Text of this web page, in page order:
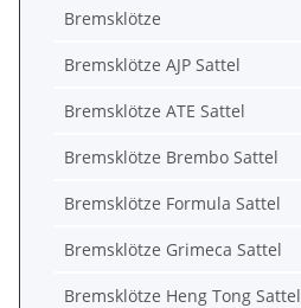
Bremsklötze
Bremsklötze AJP Sattel
Bremsklötze ATE Sattel
Bremsklötze Brembo Sattel
Bremsklötze Formula Sattel
Bremsklötze Grimeca Sattel
Bremsklötze Heng Tong Sattel